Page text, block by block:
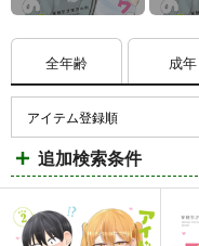
全年齢 成年
追加検索条件